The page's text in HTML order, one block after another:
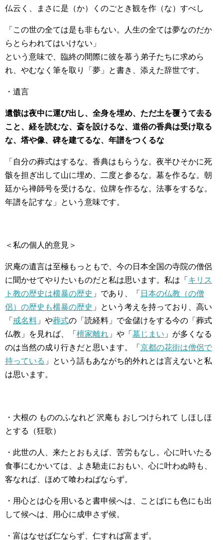
仏云く、まさに是（か）くのごとき観を作（な）すべし
「この世の全ては是も非もない。人生の全ては夢なのだか
らとらわれてはいけない」
という意味で、臨終の間際に彼を慕う弟子たちに求めら
れ、やむなく筆を取り「夢」と書き、添えた辞世です。
・遺言
遺骸は夜中に運び出し、全身を埋め、ただ土を覆うて去る
こと、経を読むな、斎を設けるな、道俗の香典は受け取る
な、塔や像、碑を建てるな、年譜をつくるな
「自分の葬式はするな。香典はもらうな。夜半ひそかに死
骸を担ぎ出して山に埋め、二度と参るな。墓を作るな。朝
廷から禅師号を受けるな。位牌を作るな。法事をするな。
年譜を記すな」という意味です。
＜私の個人的意見＞
沢庵の遺言は至極もっともで、今の日本全国の寺院の僧侶
に聞かせてやりたいものだと私は思います。私は「 キリス
ト教の歴史は横暴の歴史 」であり、「 日本の仏教（の僧
侶）の歴史も横暴の歴史 」という考えを持っており、高い
「 戒名料 」や葬式の「読経料」で金儲けをする今の「葬式
仏教」を見れば、「 檀家離れ 」や「 墓じまい 」が多くなる
のは当然の成り行きだと思います。「 京都の花街は僧侶で
持っている 」という話もあながち的外れとは言えないと私
は思います。
・大根の もののふなれど 沢庵も おしつけられて しほしほ
とする（狂歌）
・此世の人、来たとおもえば、苦労もなし。心に叶いたる
食事にむかいては、よき馳走におもい、心に叶わぬ時も、
客なれば、ほめて喰わねばならず。
・用心とは心を用いると書申候へは、ことばにも色にも出
して候へは、用心に成申さず候。
・富はなせば仁ならず、仁すれば富まず。